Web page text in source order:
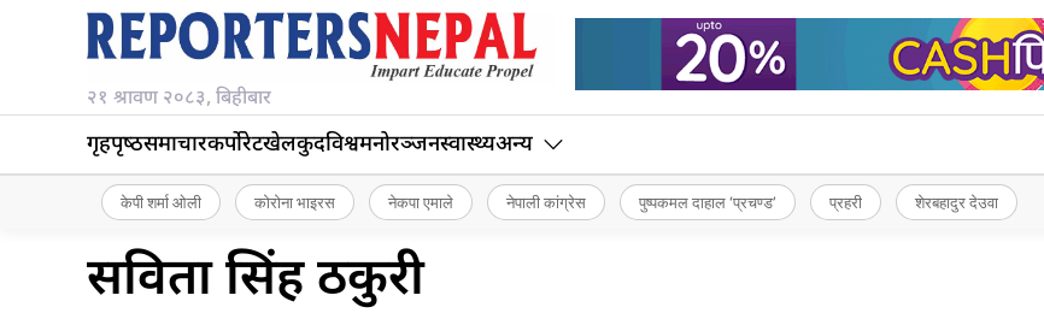
२१ श्रावण २०८३, बिहीबार
गृहपृष्‍ठसमाचारकर्पोरेटखेलकुदविश्वमनोरञ्जनस्वास्थ्यअन्य
केपी शर्मा ओली कोरोना भाइरस नेकपा एमाले नेपाली कांग्रेस पुष्पकमल दाहाल ‘प्रचण्ड’ प्रहरी शेरबहादुर देउवा
सविता सिंह ठकुरी